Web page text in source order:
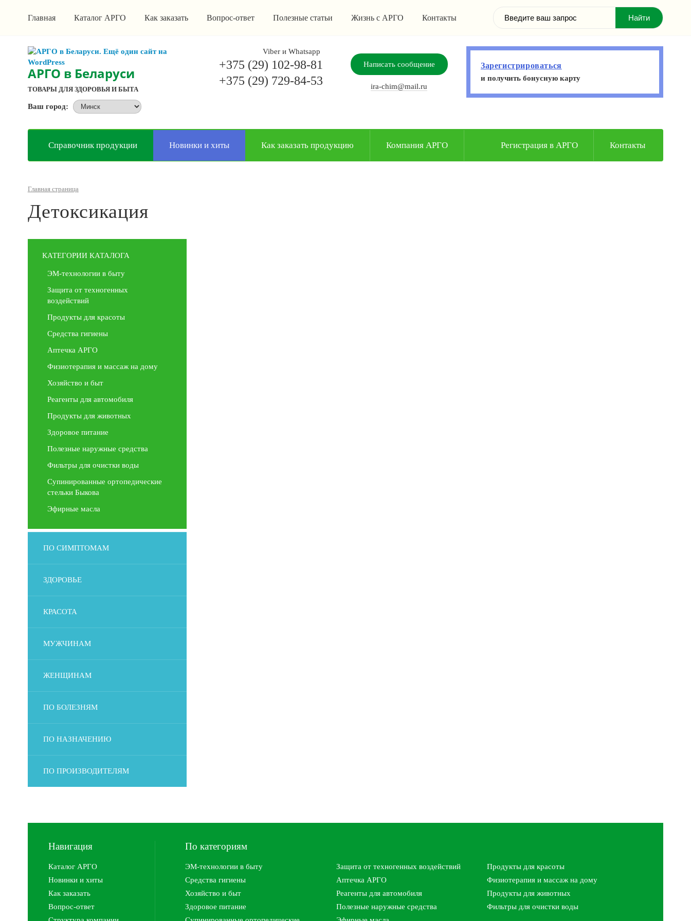
Главная Каталог АРГО Как заказать Вопрос-ответ Полезные статьи Жизнь с АРГО Контакты
АРГО в Беларуси
ТОВАРЫ ДЛЯ ЗДОРОВЬЯ И БЫТА
Ваш город:
Viber и Whatsapp
+375 (29) 102-98-81
+375 (29) 729-84-53
Написать сообщение
ira-chim@mail.ru
Зарегистрироваться
и получить бонусную карту
Справочник продукции Новинки и хиты Как заказать продукцию Компания АРГО Регистрация в АРГО Контакты
Главная страница
Детоксикация
КАТЕГОРИИ КАТАЛОГА
ЭМ-технологии в быту
Защита от техногенных
воздействий
Продукты для красоты
Средства гигиены
Аптечка АРГО
Физиотерапия и массаж на дому
Хозяйство и быт
Реагенты для автомобиля
Продукты для животных
Здоровое питание
Полезные наружные средства
Фильтры для очистки воды
Супинированные ортопедические
стельки Быкова
Эфирные масла
ПО СИМПТОМАМ
ЗДОРОВЬЕ
КРАСОТА
МУЖЧИНАМ
ЖЕНЩИНАМ
ПО БОЛЕЗНЯМ
ПО НАЗНАЧЕНИЮ
ПО ПРОИЗВОДИТЕЛЯМ
Навигация
Каталог АРГО
Новинки и хиты
Как заказать
Вопрос-ответ
По категориям
ЭМ-технологии в быту Защита от техногенных воздействий
Продукты для красоты
Средства гигиены
Аптечка АРГО
Физиотерапия и массаж на дому
Хозяйство и быт
Реагенты для автомобиля
Продукты для животных
Здоровое питание
Полезные наружные средства
Фильтры для очистки воды